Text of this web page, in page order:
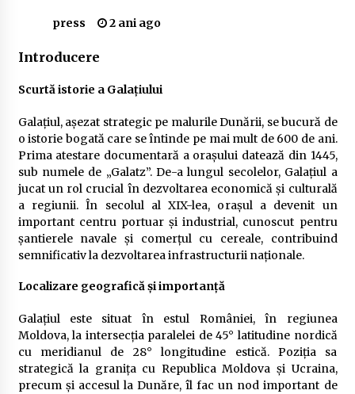
2 ani ago
în România (2024)
Cum să alegi firul de pescuit perfect pentru
crap: Ghid complet pentru pescari
2 ani ago
Uloga lokalne ekonomije u razvoju zajednice
2 ani ago
Hidrologice prin DanubeAlert.com
press 2 ani ago
Introducere
Scurtă istorie a Galațiului
Galațiul, așezat strategic pe malurile Dunării, se bucură de
o istorie bogată care se întinde pe mai mult de 600 de ani.
Prima atestare documentară a orașului datează din 1445,
sub numele de „Galatz”. De-a lungul secolelor, Galațiul a
jucat un rol crucial în dezvoltarea economică și culturală
a regiunii. În secolul al XIX-lea, orașul a devenit un
important centru portuar și industrial, cunoscut pentru
șantierele navale și comerțul cu cereale, contribuind
semnificativ la dezvoltarea infrastructurii naționale.
Localizare geografică și importanță
Galațiul este situat în estul României, în regiunea
Moldova, la intersecția paralelei de 45° latitudine nordică
cu meridianul de 28° longitudine estică. Poziția sa
strategică la granița cu Republica Moldova și Ucraina,
precum și accesul la Dunăre, îl fac un nod important de